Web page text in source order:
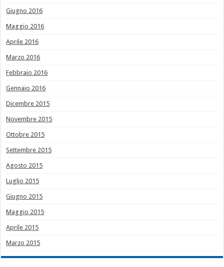
Giugno 2016
Maggio 2016
Aprile 2016
Marzo 2016
Febbraio 2016
Gennaio 2016
Dicembre 2015
Novembre 2015
Ottobre 2015
Settembre 2015
Agosto 2015
Luglio 2015
Giugno 2015
Maggio 2015
Aprile 2015
Marzo 2015